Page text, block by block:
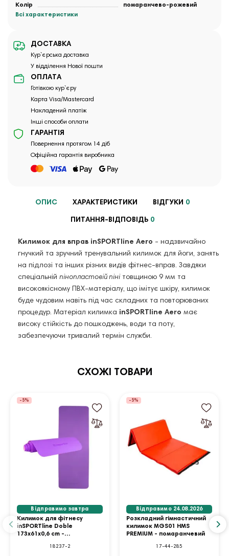
Колір
помаранчево-рожевий
Всі характеристики
ДОСТАВКА
Кур`єрська доставка
У відділення Нової пошти
ОПЛАТА
Готівкою кур`єру
Карта Visa/Mastercard
Накладений платіж
Інші способи оплати
ГАРАНТІЯ
Повернення протягом 14 діб
Офіційна гарантія виробника
ОПИС ХАРАКТЕРИСТИКИ ВІДГУКИ 0
ПИТАННЯ-ВІДПОВІДЬ 0
Килимок для вправ inSPORTline Aero - надзвичайно
гнучкий та зручний тренувальний килимок для йоги, занять
на підлозі та інших різних видів фітнес-вправ. Завдяки
спеціальній пінопластовій піні товщиною 9 мм та
високоякісному ПВХ-матеріалу, що імітує шкіру, килимок
буде чудовим навіть під час складних та повторюваних
процедур. Матеріал килимка inSPORTline Aero має
високу стійкість до пошкоджень, води та поту,
забезпечуючи тривалий термін служби.
СХОЖІ ТОВАРИ
-5%
Відправимо завтра
Килимок для фітнесу
inSPORTline Doble
173x61x0,6 cm -
18237-2
-5%
Відправимо 24.08.2026
Розкладний гімнастичний
килимок MGS01 HMS
PREMIUM - помаранчевий
17-44-285